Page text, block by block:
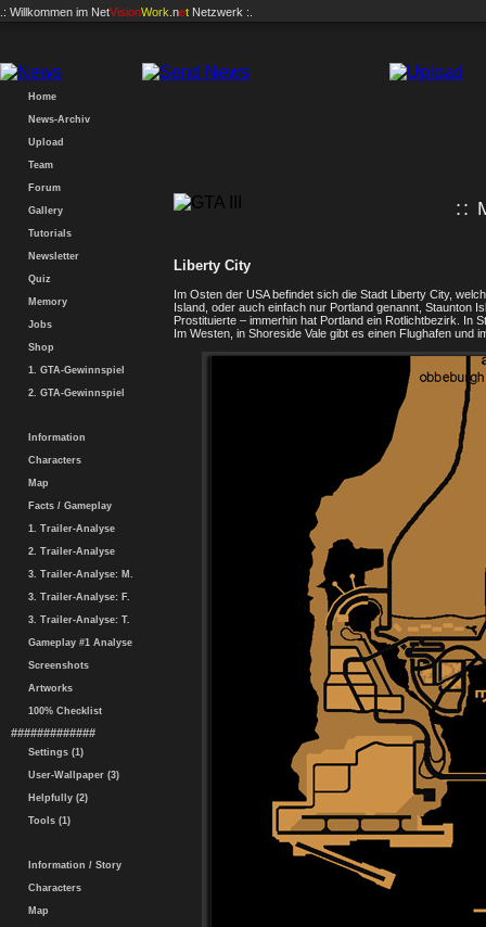
.: Willkommen im NetVisionWork .net Netzwerk :.
Home
News-Archiv
Upload
Team
Forum
Gallery
Tutorials
Newsletter
Quiz
Memory
Jobs
Shop
1. GTA-Gewinnspiel
2. GTA-Gewinnspiel
Information
Characters
Map
Facts / Gameplay
1. Trailer-Analyse
2. Trailer-Analyse
3. Trailer-Analyse: M.
3. Trailer-Analyse: F.
3. Trailer-Analyse: T.
Gameplay #1 Analyse
Screenshots
Artworks
100% Checklist
#############
Settings (1)
User-Wallpaper (3)
Helpfully (2)
Tools (1)
Information / Story
Characters
Map
::
Liberty City
Im Osten der USA befindet sich die Stadt Liberty City,
Island, oder auch einfach nur Portland genannt, Staunton
Prostituierte – immerhin hat Portland ein Rotlichtbezirk. In
Im Westen, in Shoreside Vale gibt es einen Flughafen und